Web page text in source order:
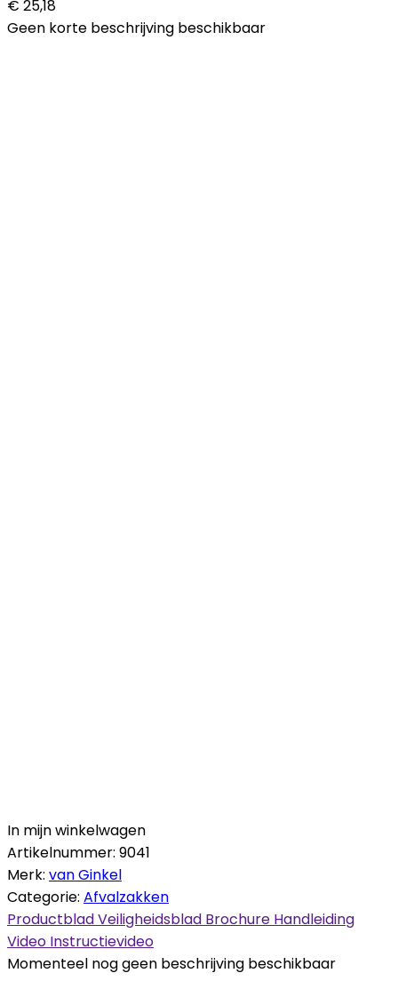
€ 25,18
Geen korte beschrijving beschikbaar
In mijn winkelwagen
Artikelnummer: 9041
Merk: van Ginkel
Categorie: Afvalzakken
ProductbladVeiligheidsblad Brochure Handleiding
Video Instructievideo
Momenteel nog geen beschrijving beschikbaar